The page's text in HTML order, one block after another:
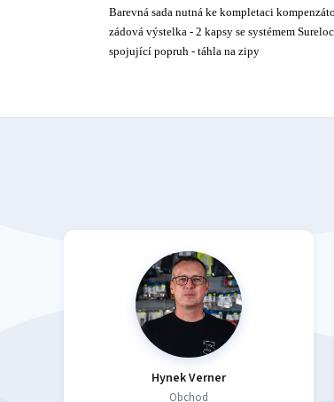
Barevná sada nutná ke kompletaci
zádová výstelka - 2 kapsy se systémem
spojující popruh - táhla na zipy
Hynek Verner
Obchod